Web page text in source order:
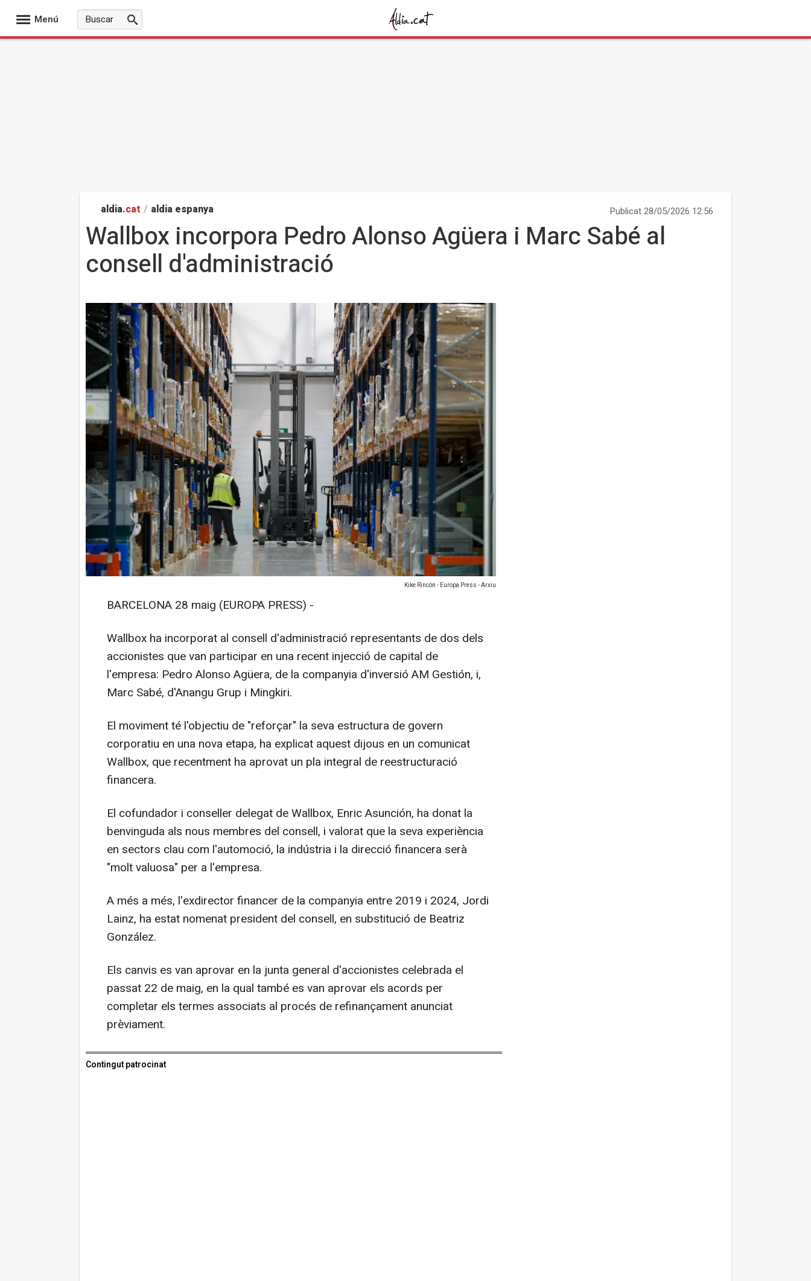
Menú
aldia.cat / aldia espanya Publicat 28/05/2026 12:56
Wallbox incorpora Pedro Alonso Agüera i Marc Sabé al
consell d'administració
Kike Rincón - Europa Press - Arxiu
BARCELONA 28 maig (EUROPA PRESS) -
Wallbox ha incorporat al consell d'administració representants de dos dels
accionistes que van participar en una recent injecció de capital de
l'empresa: Pedro Alonso Agüera, de la companyia d'inversió AM Gestión, i,
Marc Sabé, d'Anangu Grup i Mingkiri.
El moviment té l'objectiu de "reforçar" la seva estructura de govern
corporatiu en una nova etapa, ha explicat aquest dijous en un comunicat
Wallbox, que recentment ha aprovat un pla integral de reestructuració
financera.
El cofundador i conseller delegat de Wallbox, Enric Asunción, ha donat la
benvinguda als nous membres del consell, i valorat que la seva experiència
en sectors clau com l'automoció, la indústria i la direcció financera serà
"molt valuosa" per a l'empresa.
A més a més, l'exdirector financer de la companyia entre 2019 i 2024, Jordi
Lainz, ha estat nomenat president del consell, en substitució de Beatriz
González.
Els canvis es van aprovar en la junta general d'accionistes celebrada el
passat 22 de maig, en la qual també es van aprovar els acords per
completar els termes associats al procés de refinançament anunciat
prèviament.
Contingut patrocinat